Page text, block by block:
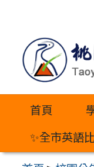
內
首頁
✨全市英語